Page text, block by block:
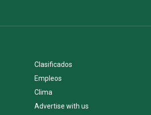
Clasificados
Empleos
Clima
Advertise with us